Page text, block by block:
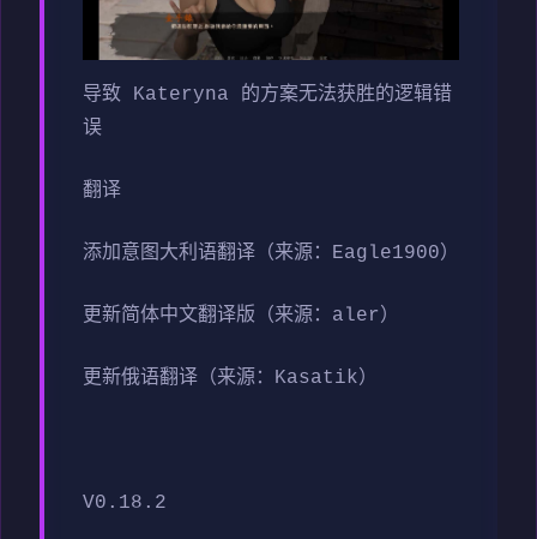
导致 Kateryna 的方案无法获胜的逻辑错
误
翻译
添加意图大利语翻译（来源：Eagle1900）
更新简体中文翻译版（来源：aler）
更新俄语翻译（来源：Kasatik）
V0.18.2